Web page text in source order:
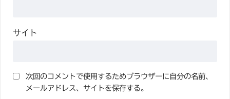
サイト
次回のコメントで使用するためブラウザーに自分の名前、
メールアドレス、サイトを保存する。